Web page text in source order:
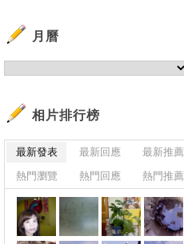
月曆
相片排行榜
最新發表 最新回應
最新推薦
熱門瀏覽
熱門回應 熱門推薦